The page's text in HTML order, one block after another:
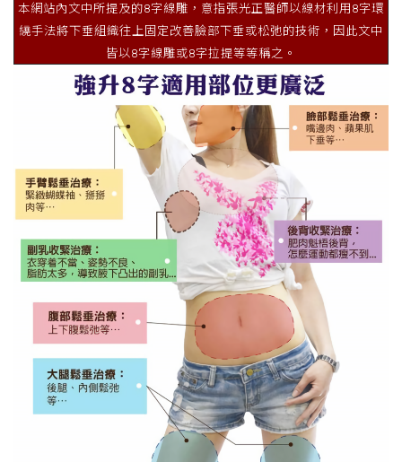
本網站內文中所提及的8字線雕，意指張光正醫師以線材利用8字環
繞手法將下垂組織往上固定改善臉部下垂或松弛的技術，因此文中
皆以8字線雕或8字拉提等等稱之。